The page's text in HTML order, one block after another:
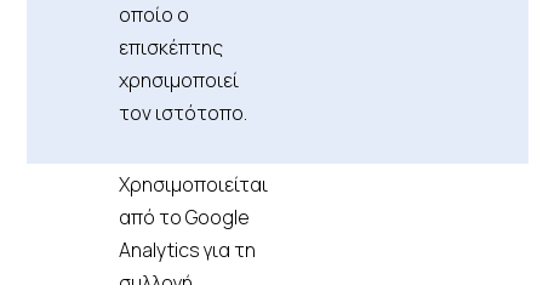
οποίο ο
επισκέπτης
χρησιμοποιεί
τον ιστότοπο.
Χρησιμοποιείται
από το Google
Analytics για τη